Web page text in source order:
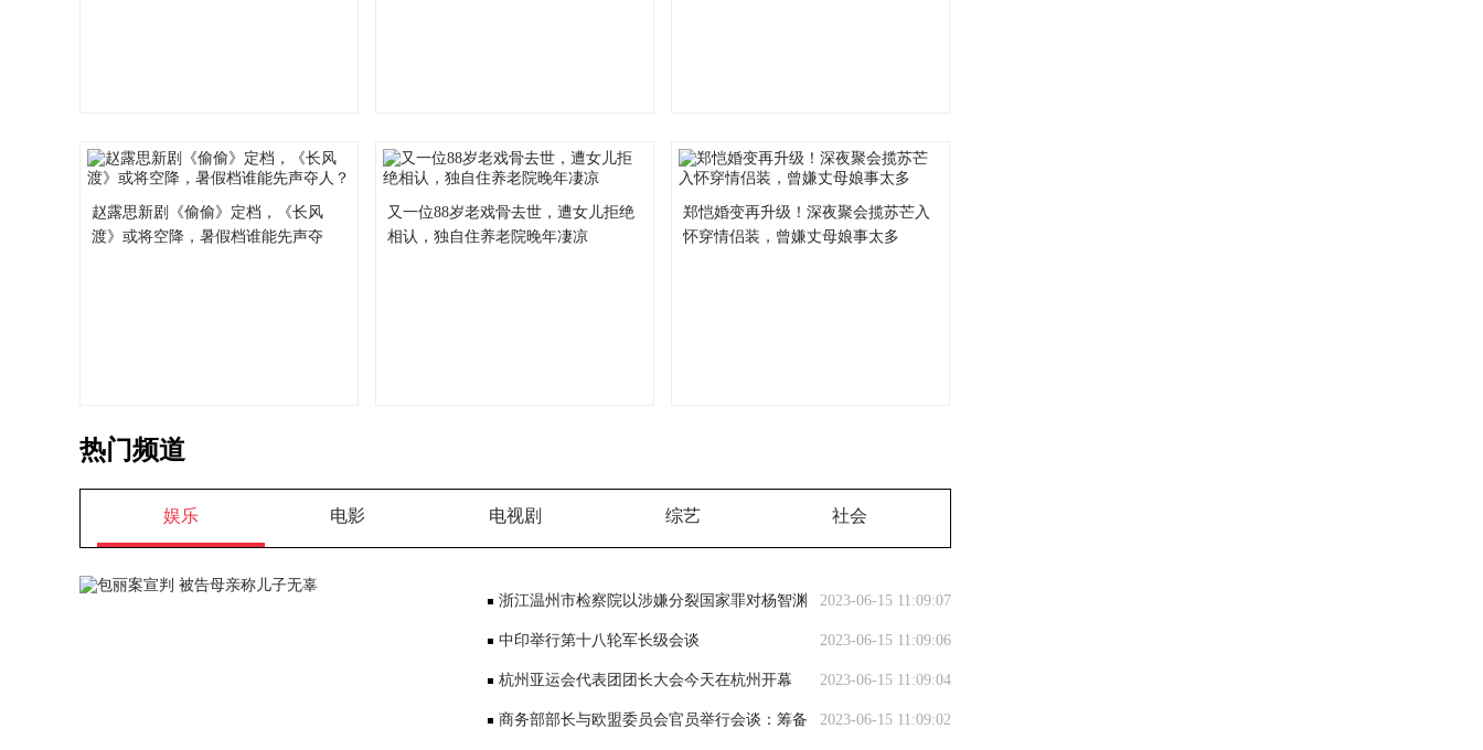
赵露思新剧《偷偷》定档，《长风
渡》或将空降，暑假档谁能先声夺
又一位88岁老戏骨去世，遭女儿拒绝
相认，独自住养老院晚年凄凉
郑恺婚变再升级！深夜聚会揽苏芒入
怀穿情侣装，曾嫌丈母娘事太多
热门频道
娱乐 电影 电视剧 综艺 社会
2023-06-15 11:09:07
浙江温州市检察院以涉嫌分裂国家罪对杨智渊
批准逮捕 2023-06-15 11:09:06
中印举行第十八轮军长级会谈
2023-06-15 11:09:04
杭州亚运会代表团团长大会今天在杭州开幕
2023-06-15 11:09:02
商务部部长与欧盟委员会官员举行会谈：筹备